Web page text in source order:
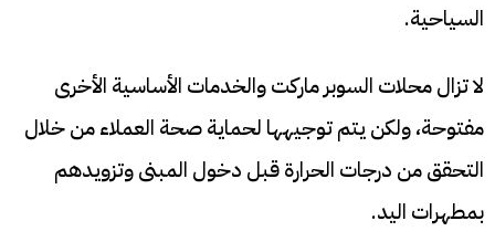
السياحية.
لا تزال محلات السوبر ماركت والخدمات الأساسية الأخرى
مفتوحة، ولكن يتم توجيهها لحماية صحة العملاء من خلال
التحقق من درجات الحرارة قبل دخول المبنى وتزويدهم
بمطهرات اليد.